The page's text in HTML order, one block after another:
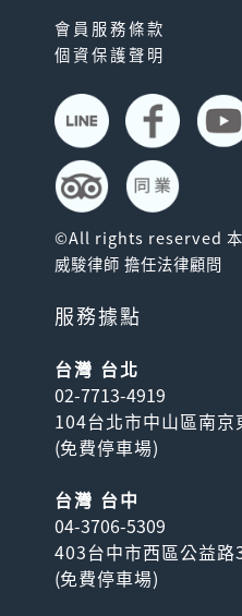
會員服務條款
個資保護聲明
©All rights reserved 本
威駿律師 擔任法律顧問
服務據點
台灣 台北
02-7713-4919
104台北市中山區南
(免費停車場)
台灣 台中
04-3706-5309
403台中市西區公益
(免費停車場)